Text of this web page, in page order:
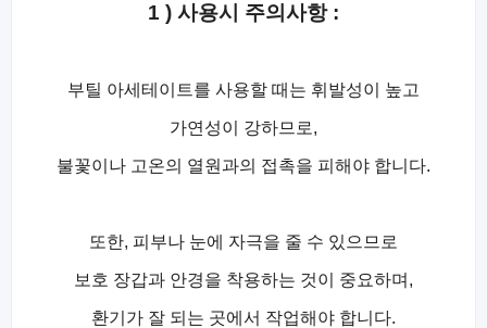
1 ) 사용시 주의사항 :
부틸 아세테이트를 사용할 때는 휘발성이 높고
가연성이 강하므로,
불꽃이나 고온의 열원과의 접촉을 피해야 합니다.
또한, 피부나 눈에 자극을 줄 수 있으므로
보호 장갑과 안경을 착용하는 것이 중요하며,
환기가 잘 되는 곳에서 작업해야 합니다.